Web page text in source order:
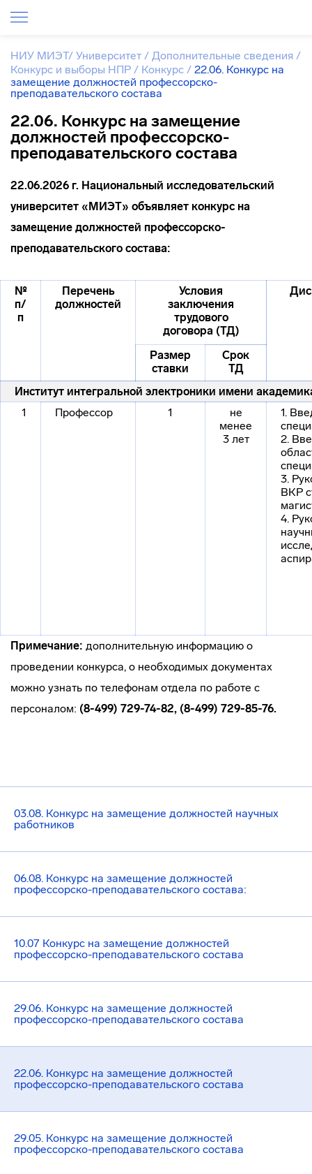
03.08. Конкурс на замещение должностей научных
работников
06.08. Конкурс на замещение должностей
профессорско-преподавательского состава:
10.07 Конкурс на замещение должностей
профессорско-преподавательского состава
29.06. Конкурс на замещение должностей
профессорско-преподавательского состава
22.06. Конкурс на замещение должностей
профессорско-преподавательского состава
29.05. Конкурс на замещение должностей
профессорско-преподавательского состава
НИУ МИЭТ/ Университет / Дополнительные сведения /
Конкурс и выборы НПР / Конкурс / 22.06. Конкурс на
замещение должностей профессорско-
преподавательского состава
22.06. Конкурс на замещение
должностей профессорско-
преподавательского состава
22.06.2026 г. Национальный исследовательский
университет «МИЭТ» объявляет конкурс на
замещение должностей профессорско-
преподавательского состава:
№
п/
п
Перечень
должностей
Условия
заключения
трудового
договора (ТД)
Размер
ставки
Срок
ТД
Институт интегральной электроники имени
1
Профессор 1
не
менее
3 лет
1.
2.
3.
ВКР
4.
Примечание: дополнительную информацию о
проведении конкурса, о необходимых документах
можно узнать по телефонам отдела по работе с
персоналом: (8-499) 729-74-82, (8-499) 729-85-76.